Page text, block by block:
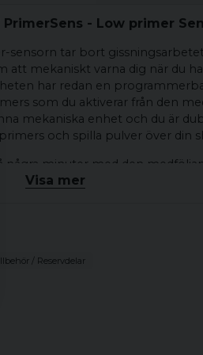
- Low primer
sensorn tar bort
att mekaniskt varna dig när du
har redan en
som du aktiverar från den
mekaniska enhet och du är
och spilla pulver över din
några minuter med den
Dillons ljudliga primer sensor.
även PrimerSense® och stoppar
kommer sedan att se en notis
primer-rör. Ett måste för
på primers, vilket kan förstöra
Mark 7® exklusiva garanti.
Dillon-pressar som kör Mark7
Visa mer
/ Reservdelar